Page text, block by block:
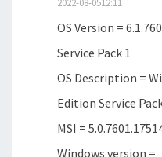
OS Version =
Service Pack 1
OS Description =
Edition Service
MSI =
Windows version =